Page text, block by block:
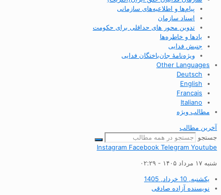
پیام‌ها و اطلاعیه‌های سازمانی
اسناد سازمان
تدوین محور های حداقلی برای حکومت
یادها و خاطره‌ها
جنبش فدایی
ویژه‌نامهٔ جان‌باختگان فدایی
Other Languages
Deutsch
English
Francais
Italiano
مطالب ویژه
آخرین مطالب
جستجو
Instagram Facebook Telegram Youtube
شنبه ۱۷ مرداد ۱۴۰۵ - ۰۲:۲۹
یکشنبه, 10 خرداد, 1405
نویسنده آزاده صادقی